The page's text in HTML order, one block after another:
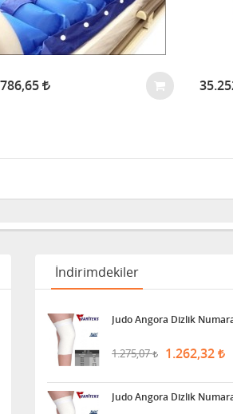
İndirimdekiler
Judo Angora Dizlik
1.275,07 1.262,32
Judo Angora Dizlik